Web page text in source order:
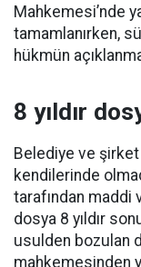
Mahkemesi’nde
tamamlanırken,
hükmün
8 yıldır
Belediye ve
kendilerinde
tarafından maddi
dosya 8 yıldır
usulden bozulan
mahkemesinden